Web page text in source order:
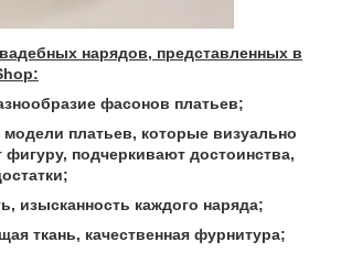
нарядов, представленных в
фасонов платьев;
модели платьев, которые визуально
фигуру, подчеркивают достоинства,
изысканность каждого наряда;
ткань, качественная фурнитура;